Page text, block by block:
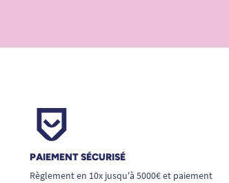
PAIEMENT SÉCURISÉ
Règlement en 10x jusqu'à 5000€ et paiement